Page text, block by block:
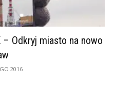
– Odkryj miasto na nowo
2016